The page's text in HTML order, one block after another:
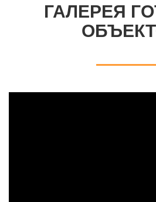
ГАЛЕРЕЯ